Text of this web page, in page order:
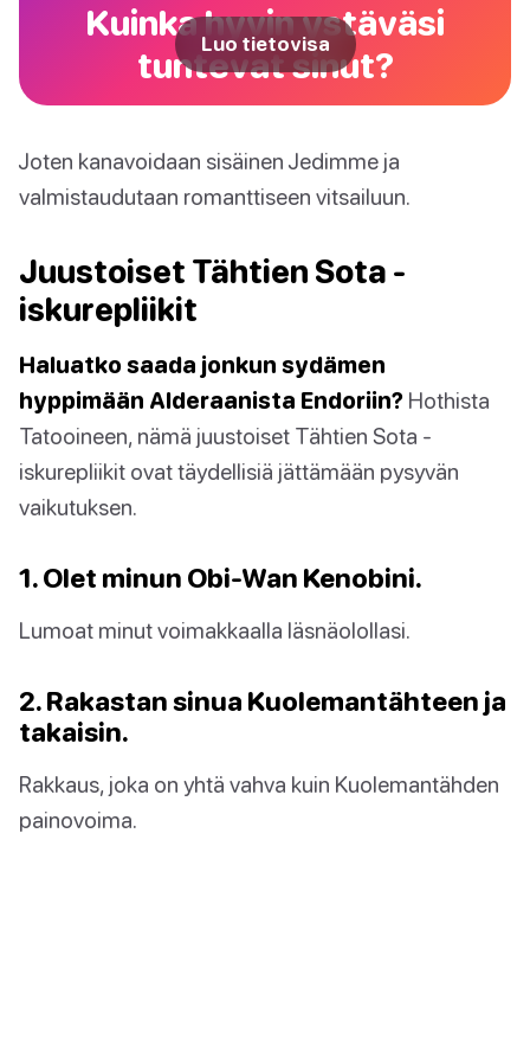
Kuinka hyvin ystäväsi
tuntevat sinut?
Luo tietovisa
Joten kanavoidaan sisäinen Jedimme ja
valmistaudutaan romanttiseen vitsailuun.
Juustoiset Tähtien Sota -
iskurepliikit
Haluatko saada jonkun sydämen
hyppimään Alderaanista Endoriin? Hothista
Tatooineen, nämä juustoiset Tähtien Sota -
iskurepliikit ovat täydellisiä jättämään pysyvän
vaikutuksen.
1. Olet minun Obi-Wan Kenobini.
Lumoat minut voimakkaalla läsnäolollasi.
2. Rakastan sinua Kuolemantähteen ja
takaisin.
Rakkaus, joka on yhtä vahva kuin Kuolemantähden
painovoima.